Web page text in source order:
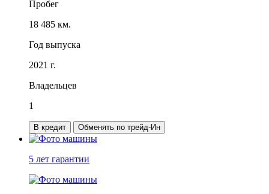
Пробег
18 485 км.
Год выпуска
2021 г.
Владельцев
1
В кредит Обменять по трейд-Ин
5 лет гарантии